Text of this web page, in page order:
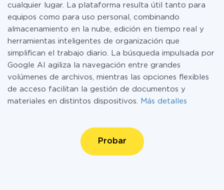
cualquier lugar. La plataforma resulta útil tanto para
equipos como para uso personal, combinando
almacenamiento en la nube, edición en tiempo real y
herramientas inteligentes de organización que
simplifican el trabajo diario. La búsqueda impulsada por
Google AI agiliza la navegación entre grandes
volúmenes de archivos, mientras las opciones flexibles
de acceso facilitan la gestión de documentos y
materiales en distintos dispositivos.
Más detalles
Probar